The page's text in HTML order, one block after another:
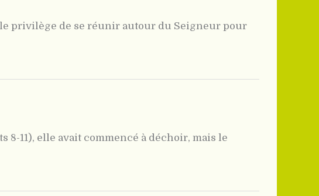
privilège de se réunir autour du Seigneur pour
8-11), elle avait commencé à déchoir, mais le